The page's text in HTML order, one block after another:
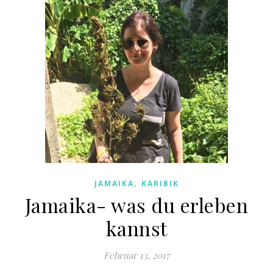
JAMAIKA, KARIBIK
Jamaika- was du erleben
kannst
Februar 13, 2017